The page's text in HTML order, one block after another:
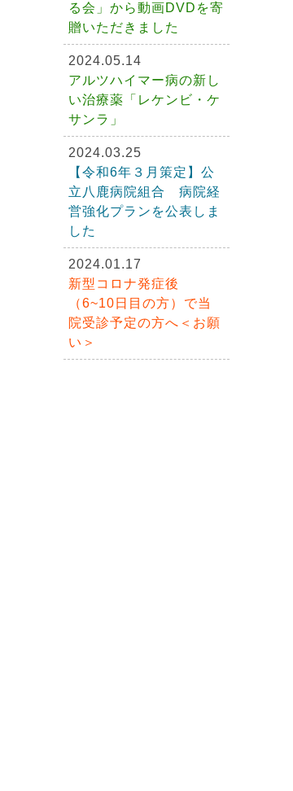
る会」から動画DVDを寄
贈いただきました
2024.05.14
アルツハイマー病の新し
い治療薬「レケンビ・ケ
サンラ」
2024.03.25
【令和6年３月策定】公
立八鹿病院組合 病院経
営強化プランを公表しま
した
2024.01.17
新型コロナ発症後
（6~10日目の方）で当
院受診予定の方へ＜お願
い＞